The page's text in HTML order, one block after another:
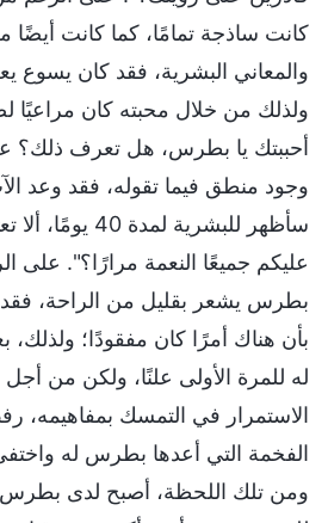
كانت ساذجة تمامًا، كما كانت أيضًا
والمعاني البشرية، فقد كان يسوع
ولذلك من خلال محبته كان
أحببتك يا بطرس، هل تعرف ذلك؟
وجود منطق فيما تقوله، فقد وعد
سأظهر للبشرية
عليكم جميعًا النعمة مرارًا؟".
بطرس يشعر بقليل من الراحة، فقد
بأن هناك أمرًا كان مفقودًا؛ ولذلك،
له للمرة الأولى علنًا، ولكن من
الاستمرار في التمسك بمفاهيمه،
الفخمة التي أعدها بطرس له
ومن تلك اللحظة، أصبح لدى بطرس